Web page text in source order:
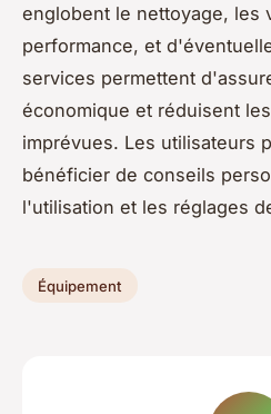
englobent le nettoyage, les
performance, et
services permettent
économique et réduisent
imprévues. Les utilisateurs
bénéficier de conseils
l'utilisation et les réglages
Équipement